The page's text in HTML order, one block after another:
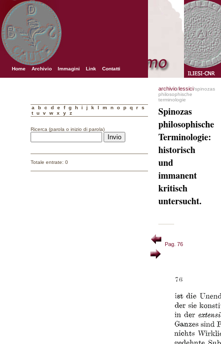
Home Archivio Immagini Link Contatti
a b c d e f g h i j k l m n o p q r
s
t
u v w x y z
Ricerca (parola o inizio di parola)
Totale entrate: 0
archivio/lessici/spinozas
philosophische
terminologie
Spinozas
philosophische
Terminologie:
historisch
und
immanent
kritisch
untersucht.
Pag. 76